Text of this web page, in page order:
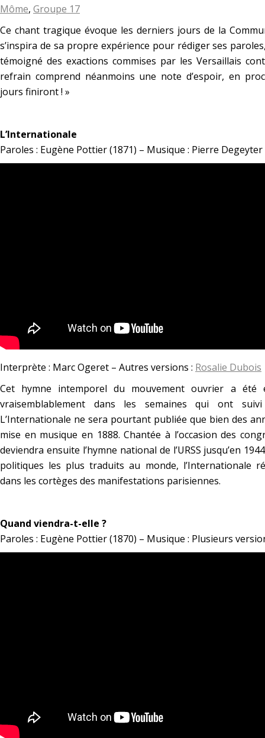
Môme, Groupe 17
Ce chant tragique évoque les derniers jours de la
s’inspira de sa propre expérience pour rédiger ses
témoigné des exactions commises par les Versaillais
refrain comprend néanmoins une note d’espoir, en
jours finiront ! »
L’Internationale
Paroles : Eugène Pottier (1871) – Musique : Pierre Degeyter
Interprète : Marc Ogeret – Autres versions : Rosalie Dubois
Cet hymne intemporel du mouvement ouvrier a été
vraisemblablement dans les semaines qui ont
L’Internationale ne sera pourtant publiée que bien des
mise en musique en 1888. Chantée à l’occasion des
deviendra ensuite l’hymne national de l’URSS jusqu’en
politiques les plus traduits au monde, l’Internationale
dans les cortèges des manifestations parisiennes.
Quand viendra-t-elle ?
Paroles : Eugène Pottier (1870) – Musique : Plusieurs